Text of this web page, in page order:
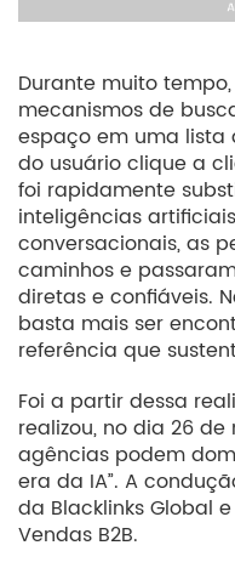
Durante muito
mecanismos de
espaço em uma lista
do usuário clique a
foi rapidamente
inteligências
conversacionais, as
caminhos e
diretas e confiáveis.
basta mais ser
referência que
Foi a partir dessa
realizou, no dia 26
agências podem
era da IA”. A
da Blacklinks Global
Vendas B2B.